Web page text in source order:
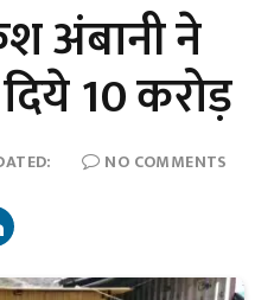
अंबानी ने
10 करोड़
NO COMMENTS